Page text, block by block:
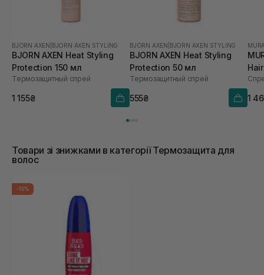
BJORN AXEN BJORN AXEN STYLING
BJORN AXEN Heat Styling
Protection 150 мл
Термозащитный спрей
1 155₴
BJORN AXEN BJORN AXEN STYLING
BJORN AXEN Heat Styling
Protection 50 мл
Термозащитный спрей
555₴ 1
Товари зі знижками в категорії Термозащита для
волос
-15%